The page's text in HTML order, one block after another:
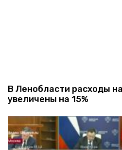
В Ленобласти расходы
увеличены на 15%